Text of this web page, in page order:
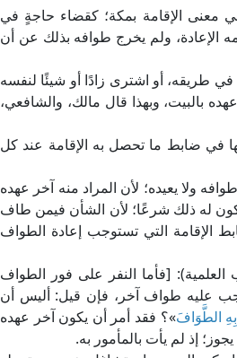
معنى الإقامة بمكة؛ كقضاء حاجةٍ في
الإعادة، ولم يخرج طوافه بذلك عن أن
(5/ 339): [فأما إن قضى حاجةً في طريقه، أو اشترى زادًا أو شيئًا لنفسه
بالبيت، وبهذا قال مالك، والشافعي،
في ضابط ما تحصل به الإقامة عند كل
ولا يعيده؛ لأن المراد منه آخر عهده
له ذلك شرعًا؛ لأن الشأن فيمن طاف
الإقامة التي تستوجب إعادة الطواف
في "بدائع الصنائع" (2/ 143، ط. دار الكتب العلمية): [فأما النفر على فور الطواف
عليه طواف آخر، فإن قيل: أليس أن
الطَّوَافَ»؟ فقد أمر أن يكون آخر عهده
إذ لم يأت بالمأمور به.